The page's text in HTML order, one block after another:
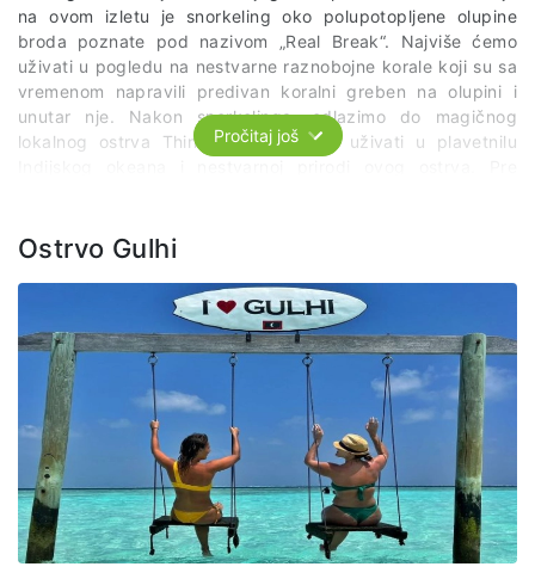
na ovom izletu je snorkeling oko polupotopljene olupine
broda poznate pod nazivom „Real Break“. Najviše ćemo
uživati u pogledu na nestvarne raznobojne korale koji su sa
vremenom napravili predivan koralni greben na olupini i
unutar nje. Nakon snorkelinga, odlazimo do magičnog
lokalnog ostrva Thinadoo gde ćemo uživati u plavetnilu
po predviđenom itinereru, lokalnog vodiča, ručak, opremu
Pročitaj još
Ostrvo Gulhi